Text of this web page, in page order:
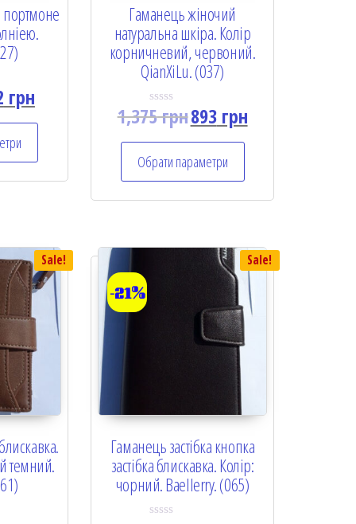
портмоне
грн
Гаманець жіночий
натуральна шкіра. Колір
корничневий, червоний.
QianXiLu. (037)
R
a
d
0
o
u
5
1,375грн893грн
Обрати параметри
Sale!
темний.
Sale!
-21%
Гаманець застібка кнопка
застібка блискавка. Колір:
чорний. Baellerry. (065)